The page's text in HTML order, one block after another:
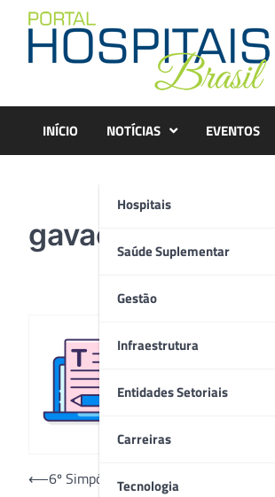
content
INÍCIO NOTÍCIAS
Hospitais
Saúde Suplementar
Gestão
Infraestrutura
Entidades Setoriais
Carreiras
Tecnologia
EVENTOS
gavacao
Navegação
⟵6º Simpósio Científico Digital CEJAM